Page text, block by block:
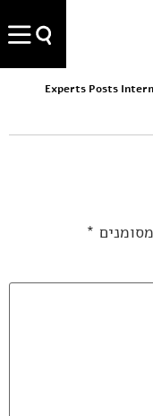
Experts Posts
*